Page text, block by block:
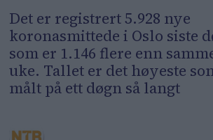
Det er registrert 5.928 nye
koronasmittede i Oslo siste
som er 1.146 flere enn
uke. Tallet er det høyeste
målt på ett døgn så langt